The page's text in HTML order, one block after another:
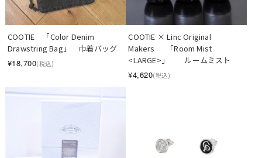
COOTIE　「Color Denim
Drawstring Bag」　巾着バッグ
¥18,700(税込)
COOTIE × Linc Original
Makers　  「Room Mist
<LARGE>」　　ルームミスト
¥4,620(税込)